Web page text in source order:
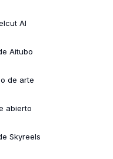
AI
Aitubo
de arte
abierto
Skyreels